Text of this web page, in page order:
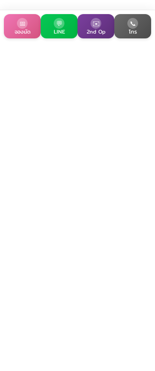
📅
จองนัด
💬
LINE
✉️
2nd Op
📞
โทร